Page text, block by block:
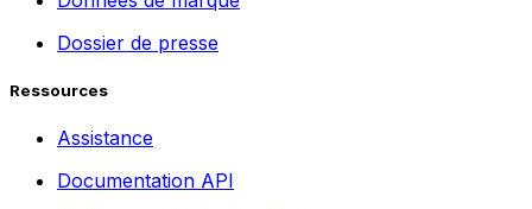
Dossier de presse
Ressources
Assistance
Documentation API